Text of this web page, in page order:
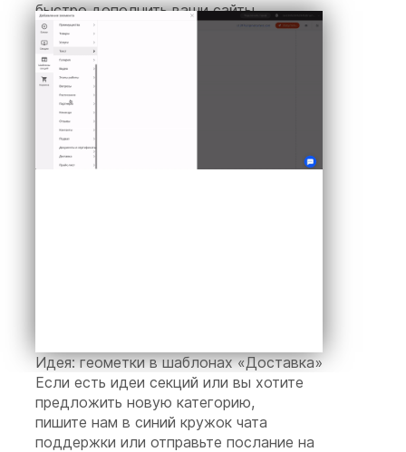
быстро дополнить ваши сайты
необходимой информацией.
Идея: геометки в шаблонах «Доставка»
можно копировать и при
необходимости изменять их цвет.
Расставьте на карте места, где вы
работаете:
Если есть идеи секций или вы хотите
предложить новую категорию,
пишите нам в синий кружок чата
поддержки или отправьте послание на